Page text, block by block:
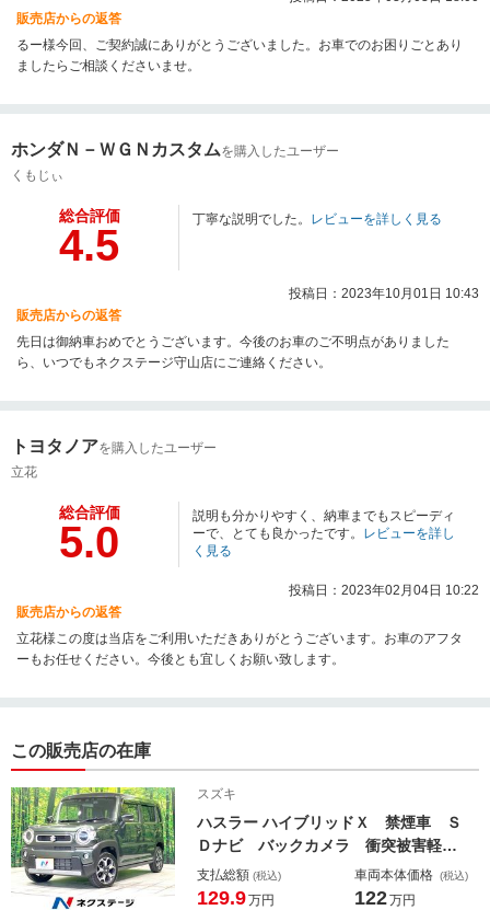
販売店からの返答
るー様今回、ご契約誠にありがとうございました。お車でのお困りごとあり
ましたらご相談くださいませ。
ホンダＮ－ＷＧＮカスタムを購入したユーザー
くもじぃ
総合評価
4.5
丁寧な説明でした。 レビューを詳しく見る
投稿日：2023年10月01日 10:43
販売店からの返答
先日は御納車おめでとうございます。今後のお車のご不明点がありました
ら、いつでもネクステージ守山店にご連絡ください。
トヨタノアを購入したユーザー
立花
総合評価
5.0
説明も分かりやすく、納車までもスピーディ
ーで、とても良かったです。 レビューを詳し
く見る
投稿日：2023年02月04日 10:22
販売店からの返答
立花様この度は当店をご利用いただきありがとうございます。お車のアフタ
ーもお任せください。今後とも宜しくお願い致します。
この販売店の在庫
スズキ
ハスラー ハイブリッドＸ 禁煙車 Ｓ
Ｄナビ バックカメラ 衝突被害軽減
システム コーナーセンサー ドラレ
コ スマートキー ＬＥＤヘッド ビ
支払総額 (税込)
129.9万円
車両本体価格 (税込)
122万円